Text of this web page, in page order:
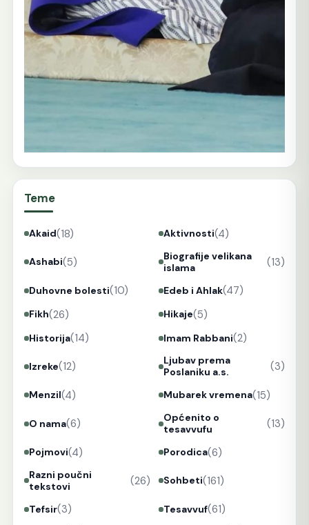
Teme
Akaid(18) Aktivnosti(4)
Ashabi(5)
Biografije velikana
islama
(13)
Duhovne bolesti(10) Edeb i Ahlak(47)
Fikh(26) Hikaje(5)
Historija(14) Imam Rabbani(2)
Izreke(12)
Ljubav prema
Poslaniku a.s.
(3)
Menzil(4) Mubarek vremena(15)
O nama(6)
Općenito o
tesavvufu
(13)
Pojmovi(4) Porodica(6)
Razni poučni
tekstovi
(26) Sohbeti(161)
Tefsir(3) Tesavvuf(61)